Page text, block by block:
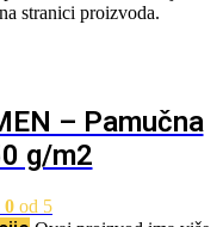
stranici proizvoda.
– Pamučna
g/m2
0 od 5